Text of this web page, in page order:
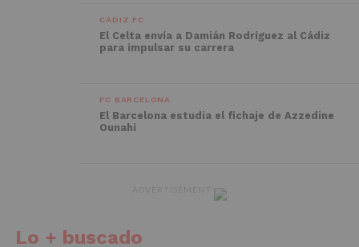
CÁDIZ FC
El Celta envía a Damián Rodríguez al Cádiz
para impulsar su carrera
FC BARCELONA
El Barcelona estudia el fichaje de Azzedine
Ounahi
Lo + buscado